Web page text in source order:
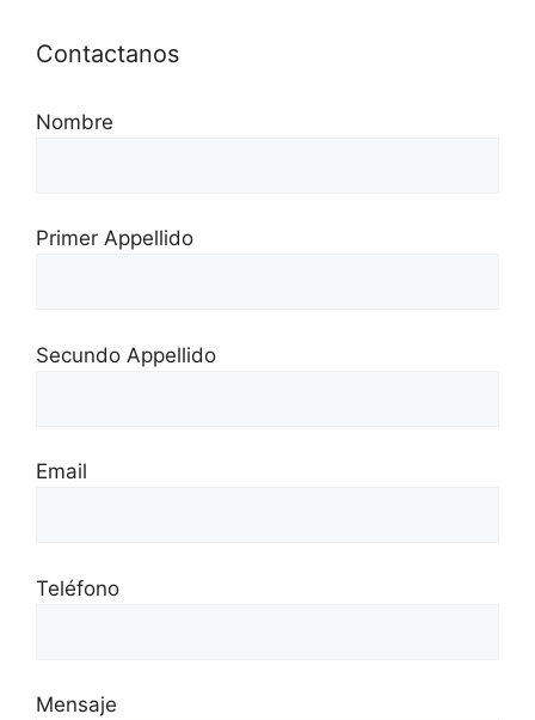
Contactanos
Nombre
Primer Appellido
Secundo Appellido
Email
Teléfono
Mensaje